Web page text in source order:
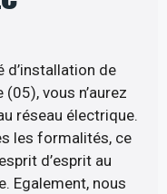
d’installation de
vous n’aurez
réseau électrique.
les formalités, ce
d’esprit au
Egalement, nous